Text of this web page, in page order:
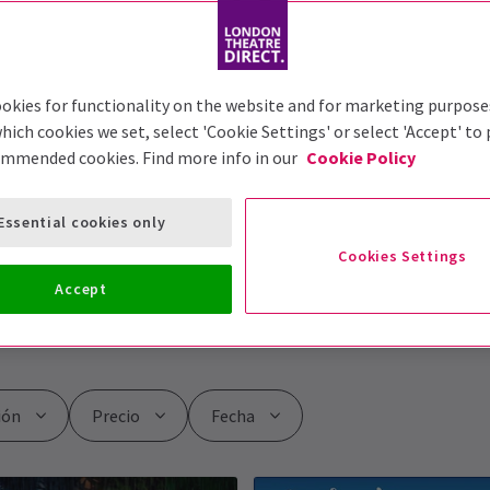
| Esta venta ha
del West End este invierno! Ahorra hasta un 50% y
Precio Fecha
for functionality on the website and for marketing
cookies we set, select 'Cookie Settings' or select 'Accept' to
cookies. Find more info in our Cookie Policy
Cookies Settings
cookies only
Accept